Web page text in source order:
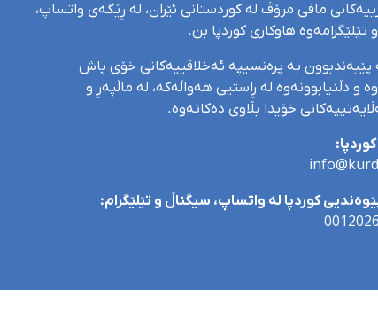
مافی مرۆڤ لە کوردستانی ئێران، لە ڕێگەی واتساپ،
تێلێگرامەوە هاوکاری کوردپا بن.
پێبەندبوون بە پرەنسیپە ئەخلاقییەکانی خۆی پاش
و دڵنیابوونەوە لە ڕاستیی هەواڵەکە، لە ماڵپەڕ و
خۆیدا بڵاوی دەکاتەوە.
کوردپا لە واتساپ، سیگناڵ و تێلێگرام: